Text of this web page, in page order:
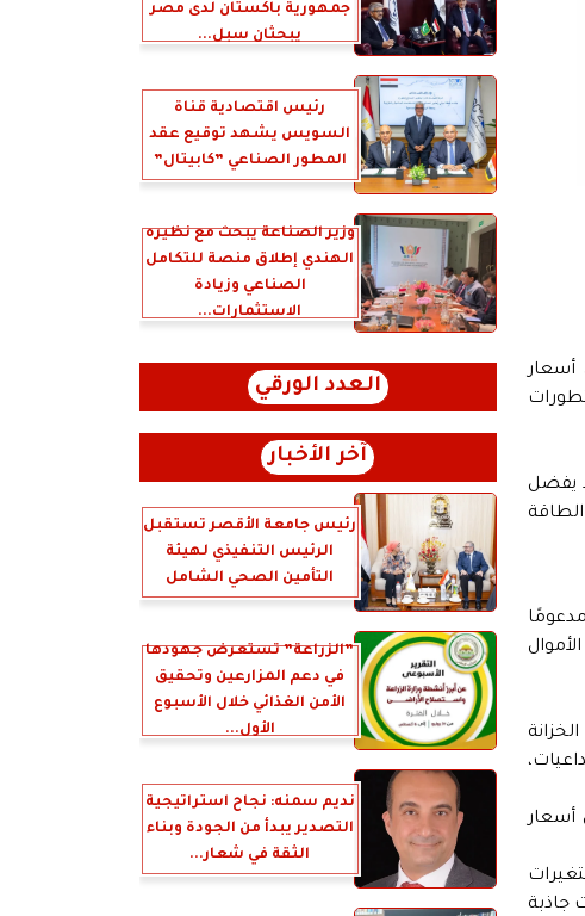
أسعار
بالتطورات
يفضل
أسعار
جاذبة
جمهورية باكستان لدى مصر
يبحثان سبل...
رئيس اقتصادية قناة
السويس يشهد توقيع عقد
المطور الصناعي ”كابيتال”
وزير الصناعة يبحث مع نظيره
الهندي إطلاق منصة للتكامل
الصناعي وزيادة
الاستثمارات...
العدد الورقي
آخر الأخبار
رئيس جامعة الأقصر تستقبل
الرئيس التنفيذي لهيئة
التأمين الصحي الشامل
”الزراعة” تستعرض جهودها
في دعم المزارعين وتحقيق
الأمن الغذائي خلال الأسبوع
الأول...
نديم سمنه: نجاح استراتيجية
التصدير يبدأ من الجودة وبناء
الثقة في شعار...